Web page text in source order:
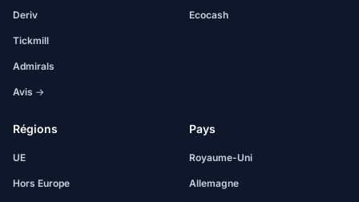
Deriv
Tickmill
Admirals
Avis →
Ecocash
Régions
UE
Hors Europe
Pays
Royaume-Uni
Allemagne